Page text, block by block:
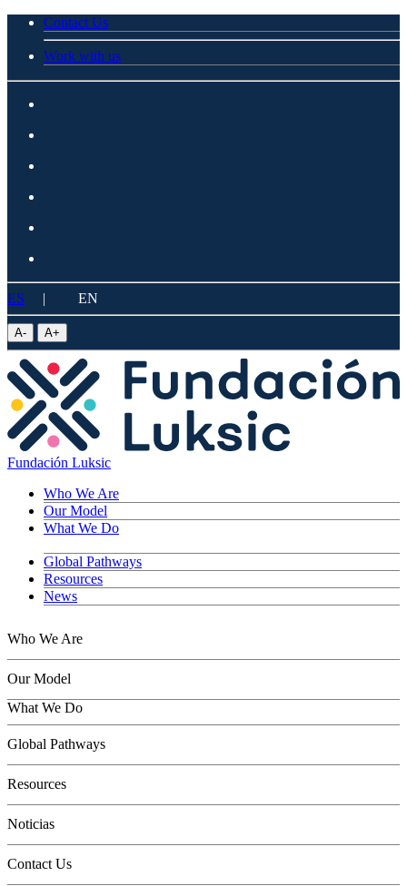
Contact Us
Work with us
ES | EN
A- A+
Fundación Luksic
Who We Are
Our Model
What We Do
Global Pathways
Resources
News
Who We Are
Our Model
What We Do
Youth
Adults
Seniors
Conservation
Global Pathways
Resources
Noticias
Contact Us